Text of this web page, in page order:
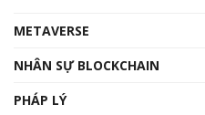
01:32:59
METAVERSE
NHÂN SỰ BLOCKCHAIN
PHÁP LÝ